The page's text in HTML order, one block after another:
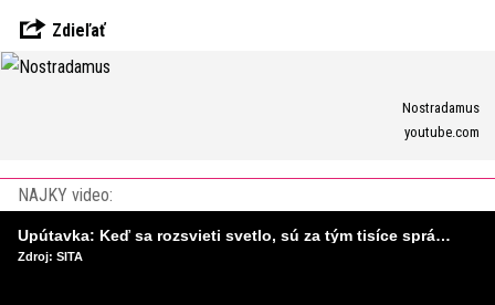
Zdieľať
Nostradamus
youtube.com
NAJKY video:
Upútavka: Keď sa rozsvieti svetlo, sú za tým tisíce správnych rozhodnutí. Ako vzniká infraštruktúra, ktorú nevnímame?
Zdroj: SITA